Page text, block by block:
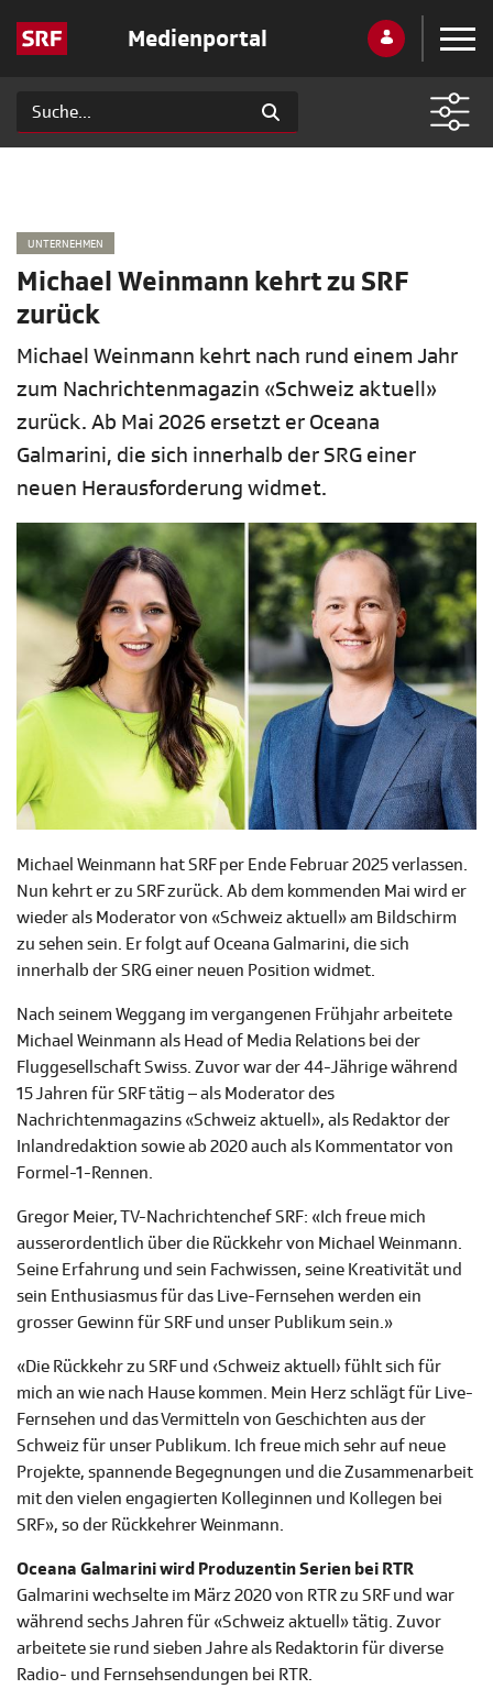
Medienportal
UNTERNEHMEN
Michael Weinmann kehrt zu SRF
zurück
Michael Weinmann kehrt nach rund einem Jahr
zum Nachrichtenmagazin «Schweiz aktuell»
zurück. Ab Mai 2026 ersetzt er Oceana
Galmarini, die sich innerhalb der SRG einer
neuen Herausforderung widmet.
Michael Weinmann hat SRF per Ende Februar 2025 verlassen.
Nun kehrt er zu SRF zurück. Ab dem kommenden Mai wird er
wieder als Moderator von «Schweiz aktuell» am Bildschirm
zu sehen sein. Er folgt auf Oceana Galmarini, die sich
innerhalb der SRG einer neuen Position widmet.
Nach seinem Weggang im vergangenen Frühjahr arbeitete
Michael Weinmann als Head of Media Relations bei der
Fluggesellschaft Swiss. Zuvor war der 44-Jährige während
15 Jahren für SRF tätig – als Moderator des
Nachrichtenmagazins «Schweiz aktuell», als Redaktor der
Inlandredaktion sowie ab 2020 auch als Kommentator von
Formel-1-Rennen.
Gregor Meier, TV-Nachrichtenchef SRF: «Ich freue mich
ausserordentlich über die Rückkehr von Michael Weinmann.
Seine Erfahrung und sein Fachwissen, seine Kreativität und
sein Enthusiasmus für das Live-Fernsehen werden ein
grosser Gewinn für SRF und unser Publikum sein.»
«Die Rückkehr zu SRF und ‹Schweiz aktuell› fühlt sich für
mich an wie nach Hause kommen. Mein Herz schlägt für Live-
Fernsehen und das Vermitteln von Geschichten aus der
Schweiz für unser Publikum. Ich freue mich sehr auf neue
Projekte, spannende Begegnungen und die Zusammenarbeit
mit den vielen engagierten Kolleginnen und Kollegen bei
SRF», so der Rückkehrer Weinmann.
Oceana Galmarini wird Produzentin Serien bei RTR
Galmarini wechselte im März 2020 von RTR zu SRF und war
während sechs Jahren für «Schweiz aktuell» tätig. Zuvor
arbeitete sie rund sieben Jahre als Redaktorin für diverse
Radio- und Fernsehsendungen bei RTR.